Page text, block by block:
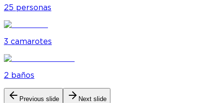
25 personas
3 camarotes
2 baños
Previous slide Next slide